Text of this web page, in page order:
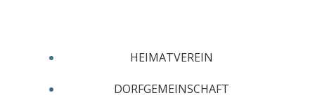
HEIMATVEREIN
DORFGEMEINSCHAFT